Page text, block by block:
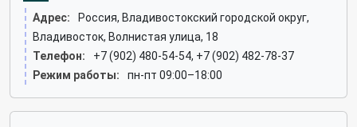
Адрес:
Россия, Владивостокский городской округ,
Владивосток, Волнистая улица, 18
Телефон:
+7 (902) 480-54-54, +7 (902) 482-78-37
Режим работы:
пн-пт 09:00–18:00